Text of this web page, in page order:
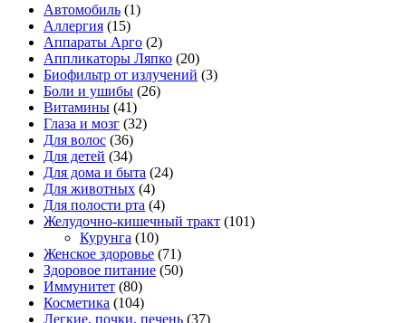
Автомобиль (1)
Аллергия (15)
Аппараты Арго (2)
Аппликаторы Ляпко (20)
Биофильтр от излучений (3)
Боли и ушибы (26)
Витамины (41)
Глаза и мозг (32)
Для волос (36)
Для детей (34)
Для дома и быта (24)
Для животных (4)
Для полости рта (4)
Желудочно-кишечный тракт (101)
Курунга (10)
Женское здоровье (71)
Здоровое питание (50)
Иммунитет (80)
Косметика (104)
Легкие, почки, печень (37)